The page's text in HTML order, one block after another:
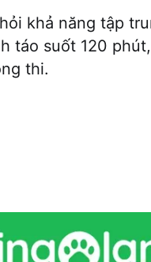
khả năng tập
táo suốt 120
thi.